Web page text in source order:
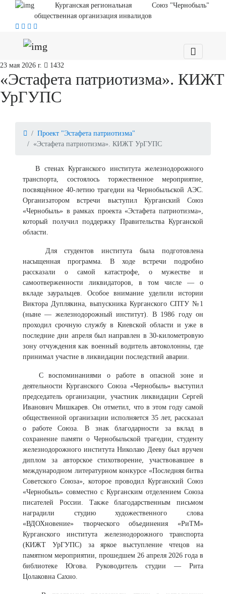
Курганская региональная
общественная организация инвалидов
Союз "Чернобыль"
23 мая 2026 г. 1432
«Эстафета патриотизма». КИЖТ
УрГУПС
Проект "Эстафета патриотизма"
«Эстафета патриотизма». КИЖТ УрГУПС
В стенах Курганского института железнодорожного
транспорта, состоялось торжественное мероприятие,
посвящённое 40-летию трагедии на Чернобыльской АЭС.
Организатором встречи выступил Курганский Союз
«Чернобыль» в рамках проекта «Эстафета патриотизма»,
который получил поддержку Правительства Курганской
области.
Для студентов института была подготовлена
насыщенная программа. В ходе встречи подробно
рассказали о самой катастрофе, о мужестве и
самоотверженности ликвидаторов, в том числе — о
вкладе зауральцев. Особое внимание уделили истории
Виктора Дуплякина, выпускника Курганского СПТУ №1
(ныне — железнодорожный институт). В 1986 году он
проходил срочную службу в Киевской области и уже в
последние дни апреля был направлен в 30-километровую
зону отчуждения как военный водитель автоколонны, где
принимал участие в ликвидации последствий аварии.
С воспоминаниями о работе в опасной зоне и
деятельности Курганского Союза «Чернобыль» выступил
председатель организации, участник ликвидации Сергей
Иванович Мишкарев. Он отметил, что в этом году самой
общественной организации исполняется 35 лет, рассказал
о работе Союза. В знак благодарности за вклад в
сохранение памяти о Чернобыльской трагедии, студенту
железнодорожного института Николаю Дееву был вручен
диплом за авторское стихотворение, участвовавшее в
международном литературном конкурсе «Последняя битва
Советского Союза», которое проводил Курганский Союз
«Чернобыль» совместно с Курганским отделением Союза
писателей России. Также благодарственным письмом
наградили студию художественного слова
«ВДОХновение» творческого объединения «РиТМ»
Курганского института железнодорожного транспорта
(КИЖТ УрГУПС) за яркое выступление чтецов на
памятном мероприятии, прошедшем 26 апреля 2026 года в
библиотеке Югова. Руководитель студии — Рита
Цолаковна Сахно.